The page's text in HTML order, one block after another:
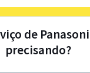
de
precisando?